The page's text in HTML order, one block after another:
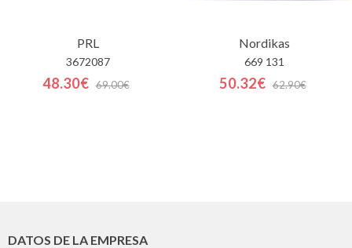
PRL
3672087
48.30€ 69.00€
Nordikas
669 131
50.32€ 62.90€
DATOS DE LA EMPRESA